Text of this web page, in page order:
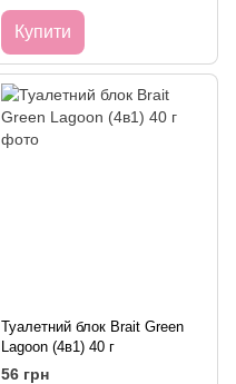
Купити
Туалетний блок Brait Green
Lagoon (4в1) 40 г
56 грн